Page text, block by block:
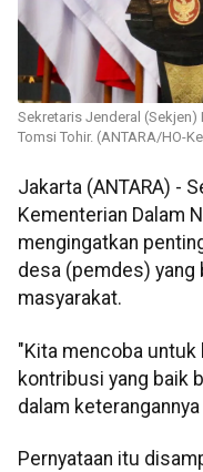
Sekretaris Jenderal (Sekjen)
Tomsi Tohir. (ANTARA/HO-
Jakarta (ANTARA) -
Kementerian Dalam
mengingatkan
desa (pemdes)
masyarakat.
"Kita mencoba
kontribusi yang baik
dalam
Pernyataan itu